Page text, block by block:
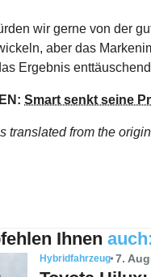
wir gerne von der
aber das
Ergebnis
Smart senkt seine
translated from the
Ihnen
Hybridfahrzeug 7.